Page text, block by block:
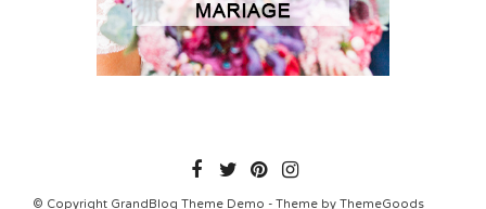
© Copyright GrandBlog Theme Demo - Theme by ThemeGoods